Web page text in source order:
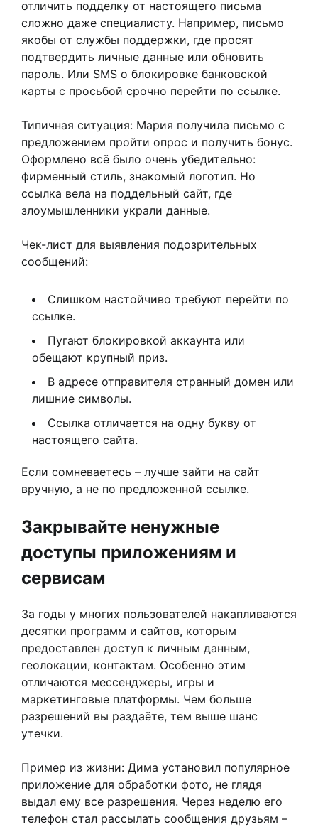
отличить подделку от настоящего письма
сложно даже специалисту. Например, письмо
якобы от службы поддержки, где просят
подтвердить личные данные или обновить
пароль. Или SMS о блокировке банковской
карты с просьбой срочно перейти по ссылке.
Типичная ситуация: Мария получила письмо с
предложением пройти опрос и получить бонус.
Оформлено всё было очень убедительно:
фирменный стиль, знакомый логотип. Но
ссылка вела на поддельный сайт, где
злоумышленники украли данные.
Чек-лист для выявления подозрительных
сообщений:
Слишком настойчиво требуют перейти по
ссылке.
Пугают блокировкой аккаунта или
обещают крупный приз.
В адресе отправителя странный домен или
лишние символы.
Ссылка отличается на одну букву от
настоящего сайта.
Если сомневаетесь – лучше зайти на сайт
вручную, а не по предложенной ссылке.
Закрывайте ненужные
доступы приложениям и
сервисам
За годы у многих пользователей накапливаются
десятки программ и сайтов, которым
предоставлен доступ к личным данным,
геолокации, контактам. Особенно этим
отличаются мессенджеры, игры и
маркетинговые платформы. Чем больше
разрешений вы раздаёте, тем выше шанс
утечки.
Пример из жизни: Дима установил популярное
приложение для обработки фото, не глядя
выдал ему все разрешения. Через неделю его
телефон стал рассылать сообщения друзьям –